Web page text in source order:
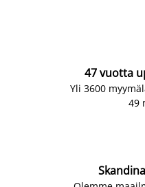
47 vuotta
Yli 3600
49